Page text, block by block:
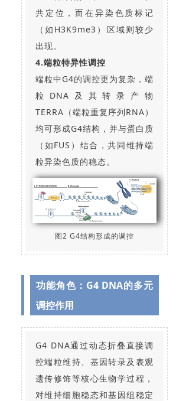
共定位，而在异染色质标记
（如H3K9me3）区域则较少
出现。
4.端粒特异性调控
端粒中G4的调控更为复杂，端
粒DNA及其转录产物
TERRA（端粒重复序列RNA）
均可形成G4结构，并与蛋白质
（如FUS）结合，共同维持端
粒异染色质的稳态。
图2 G4结构形成的调控
功能角色：G4 DNA的多元
调控作用
G4 DNA通过动态折叠直接调
控端粒维持、基因转录及表观
遗传修饰等核心生物学过程，
对维持细胞稳态和基因组稳定